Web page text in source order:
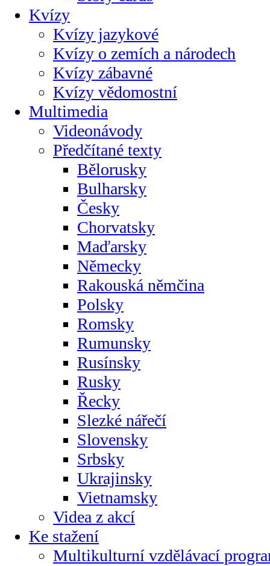
Kvízy
Kvízy jazykové
Kvízy o zemích a národech
Kvízy zábavné
Kvízy vědomostní
Multimedia
Videonávody
Předčítané texty
Bělorusky
Bulharsky
Česky
Chorvatsky
Maďarsky
Německy
Rakouská němčina
Polsky
Romsky
Rumunsky
Rusínsky
Rusky
Řecky
Slezké nářečí
Slovensky
Srbsky
Ukrajinsky
Vietnamsky
Videa z akcí
Ke stažení
Multikulturní vzdělávací